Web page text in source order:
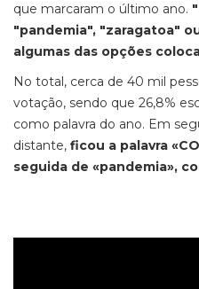
que marcaram o último ano.
"pandemia", "zaragatoa"
algumas das opções
No total, cerca de 40 mil
votação, sendo que 26,8%
como palavra do ano. Em
distante, ficou a palavra
seguida de «pandemia»,